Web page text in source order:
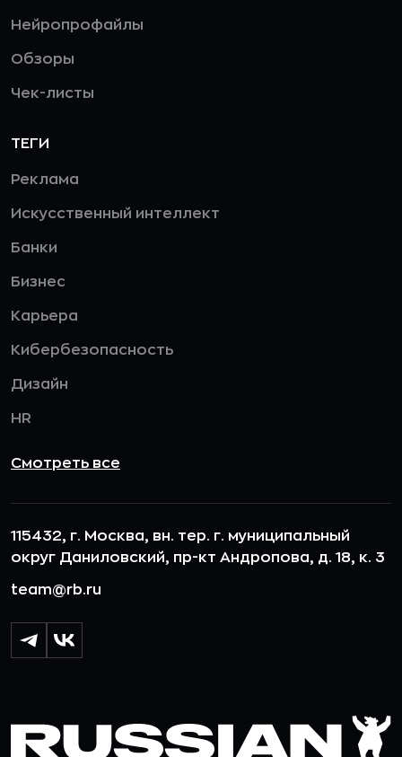
Нейропрофайлы
Обзоры
Чек-листы
ТЕГИ
Реклама
Искусственный интеллект
Банки
Бизнес
Карьера
Кибербезопасность
Дизайн
HR
Смотреть все
115432, г. Москва, вн. тер. г. муниципальный
округ Даниловский, пр-кт Андропова, д. 18, к. 3
team@rb.ru